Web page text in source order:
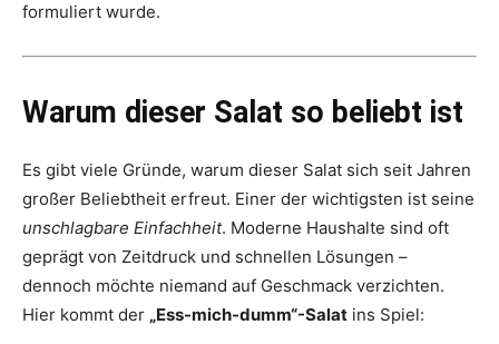
formuliert wurde.
Warum dieser Salat so beliebt ist
Es gibt viele Gründe, warum dieser Salat sich seit Jahren
großer Beliebtheit erfreut. Einer der wichtigsten ist seine
unschlagbare Einfachheit. Moderne Haushalte sind oft
geprägt von Zeitdruck und schnellen Lösungen –
dennoch möchte niemand auf Geschmack verzichten.
Hier kommt der „Ess-mich-dumm“-Salat ins Spiel: